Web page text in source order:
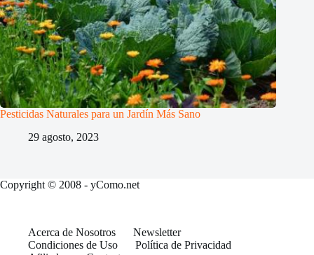
Pesticidas Naturales para un Jardín Más Sano
29 agosto, 2023
Copyright © 2008 - yComo.net
Acerca de Nosotros
Newsletter
Condiciones de Uso
Política de Privacidad